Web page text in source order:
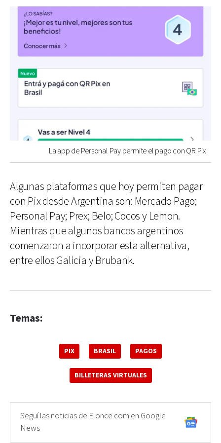
La app de Personal Pay permite el pago con QR Pix
Algunas plataformas que hoy permiten pagar
con Pix desde Argentina son: Mercado Pago;
Personal Pay; Prex; Belo; Cocos y Lemon.
Mientras que algunos bancos argentinos
comenzaron a incorporar esta alternativa,
entre ellos Galicia y Brubank.
Temas:
PIX BRASIL PAGOS
BILLETERAS VIRTUALES
Seguí las noticias de Elonce.com en Google
News